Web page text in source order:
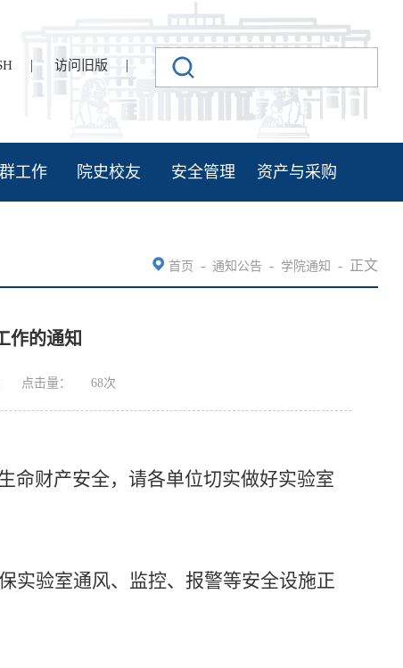
| 访问旧版 |
工作 院史校友 安全管理 资产与采购
首页 - 通知公告 - 学院通知 - 正文
作的通知
点击量： 68次
命财产安全，请各单位切实做好实验室
实验室通风、监控、报警等安全设施正